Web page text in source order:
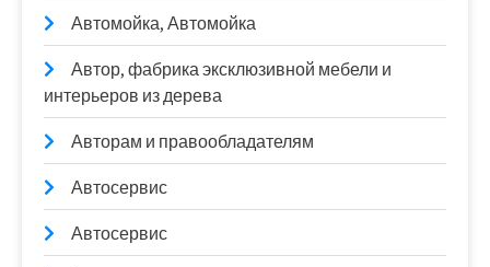
Автомойка, Автомойка
Автор, фабрика эксклюзивной мебели и
интерьеров из дерева
Авторам и правообладателям
Автосервис
Автосервис